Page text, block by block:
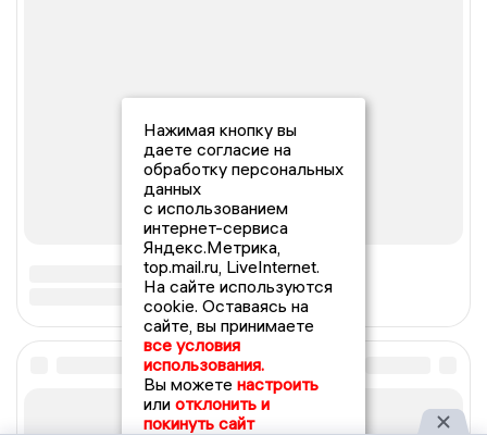
Нажимая кнопку вы
даете согласие на
обработку персональных
данных
с использованием
интернет-сервиса
Яндекс.Метрика,
top.mail.ru, LiveInternet.
На сайте используются
cookie. Оставаясь на
сайте, вы принимаете
все условия
использования.
Вы можете настроить
или отклонить и
покинуть сайт